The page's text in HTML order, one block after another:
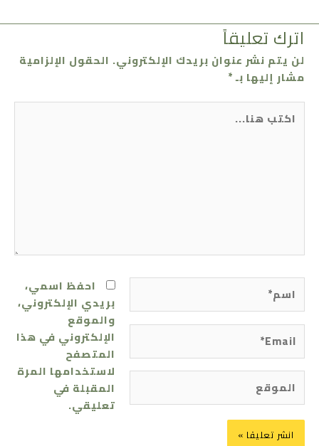
اترك تعليقاً
لن يتم نشر عنوان بريدك الإلكتروني. الحقول الإلزامية
مشار إليها بـ*
اكتب
هنا...
Email*
احفظ اسمي،
بريدي الإلكتروني،
والموقع
الإلكتروني في هذا
المتصفح
لاستخدامها المرة
المقبلة في
تعليقي.